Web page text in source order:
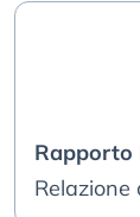
Rapporto